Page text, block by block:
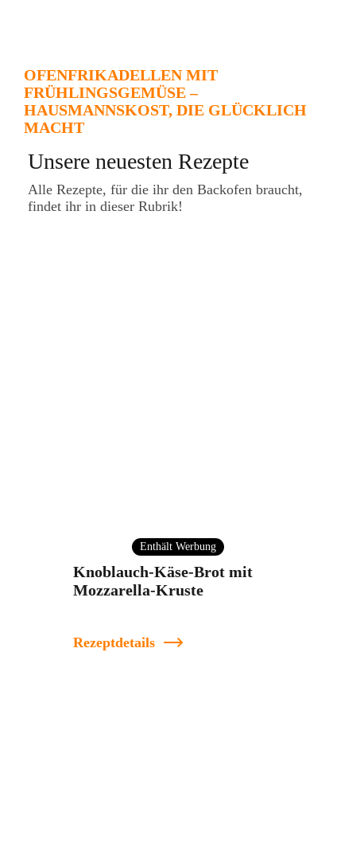
OFENFRIKADELLEN MIT
FRÜHLINGSGEMÜSE –
HAUSMANNSKOST, DIE GLÜCKLICH
MACHT
Unsere neuesten Rezepte
Alle Rezepte, für die ihr den Backofen braucht,
findet ihr in dieser Rubrik!
Enthält Werbung
Knoblauch-Käse-Brot mit
Mozzarella-Kruste
Rezeptdetails